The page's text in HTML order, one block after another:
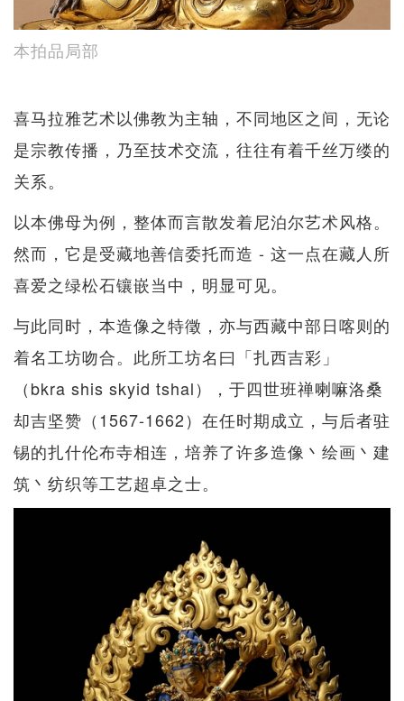
本拍品局部
喜马拉雅艺术以佛教为主轴，不同地区之间，无论
是宗教传播，乃至技术交流，往往有着千丝万缕的
关系。
以本佛母为例，整体而言散发着尼泊尔艺术风格。
然而，它是受藏地善信委托而造 - 这一点在藏人所
喜爱之绿松石镶嵌当中，明显可见。
与此同时，本造像之特徵，亦与西藏中部日喀则的
着名工坊吻合。此所工坊名曰「扎西吉彩」
（bkra shis skyid tshal），于四世班禅喇嘛洛桑
却吉坚赞（1567-1662）在任时期成立，与后者驻
锡的扎什伦布寺相连，培养了许多造像丶绘画丶建
筑丶纺织等工艺超卓之士。